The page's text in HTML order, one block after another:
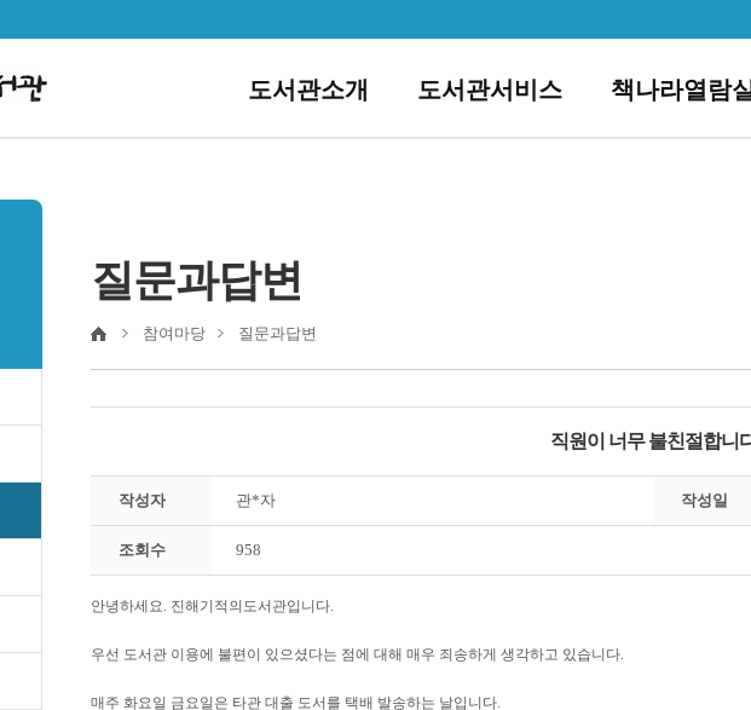
도서관소개 도서관서비스 책나라열람실
질문과답변
참여마당 질문과답변
직원이 너무 불친절합니
작성자 관*자 작성일
조회수 958
안녕하세요. 진해기적의도서관입니다.
우선 도서관 이용에 불편이 있으셨다는 점에 대해 매우 죄송하게 생각하고 있습니다.
매주 화요일 금요일은 타관 대출 도서를 택배 발송하는 날입니다.